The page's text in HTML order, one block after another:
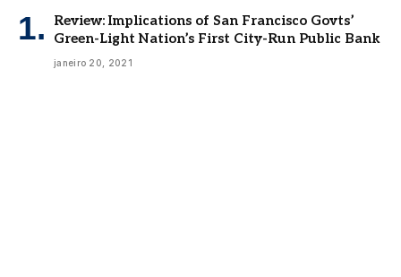
Review: Implications of San Francisco Govts’
Green-Light Nation’s First City-Run Public Bank
janeiro 20, 2021